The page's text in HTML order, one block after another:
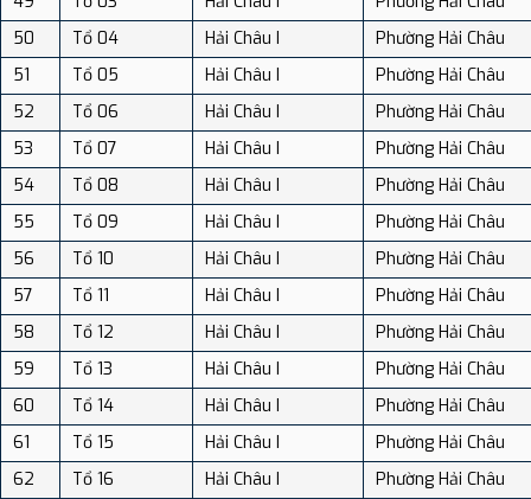
50
Tổ 04 Hải Châu I
Phường Hải Châu
51
Tổ 05 Hải Châu I
Phường Hải Châu
52
Tổ 06 Hải Châu I
Phường Hải Châu
53
Tổ 07 Hải Châu I
Phường Hải Châu
54
Tổ 08 Hải Châu I
Phường Hải Châu
55
Tổ 09 Hải Châu I
Phường Hải Châu
56
Tổ 10 Hải Châu I
Phường Hải Châu
57
Tổ 11 Hải Châu I
Phường Hải Châu
58
Tổ 12 Hải Châu I
Phường Hải Châu
59
Tổ 13 Hải Châu I
Phường Hải Châu
60
Tổ 14 Hải Châu I
Phường Hải Châu
61
Tổ 15 Hải Châu I
Phường Hải Châu
62
Tổ 16 Hải Châu I
Phường Hải Châu